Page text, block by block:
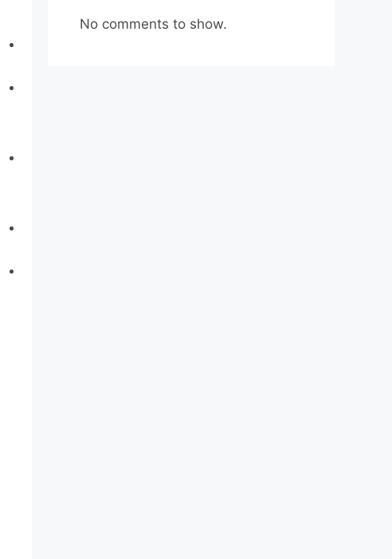
No comments to show.